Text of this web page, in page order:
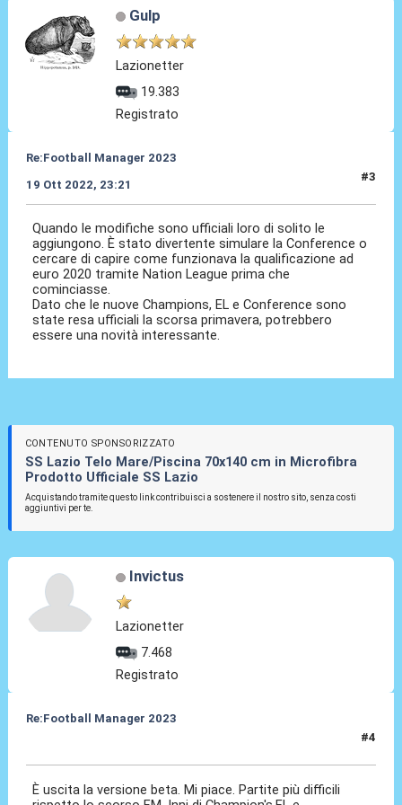
Gulp
Lazionetter
19.383
Registrato
Re:Football Manager 2023
19 Ott 2022, 23:21
#3
Quando le modifiche sono ufficiali loro di solito le
aggiungono. È stato divertente simulare la Conference o
cercare di capire come funzionava la qualificazione ad
euro 2020 tramite Nation League prima che
cominciasse.
Dato che le nuove Champions, EL e Conference sono
state resa ufficiali la scorsa primavera, potrebbero
essere una novità interessante.
CONTENUTO SPONSORIZZATO
SS Lazio Telo Mare/Piscina 70x140 cm in Microfibra
Prodotto Ufficiale SS Lazio
Acquistando tramite questo link contribuisci a sostenere il nostro sito, senza costi
aggiuntivi per te.
Invictus
Lazionetter
7.468
Registrato
Re:Football Manager 2023
#4
È uscita la versione beta. Mi piace. Partite più difficili